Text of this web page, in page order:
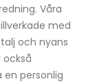
Våra
med
och nyans
också
personlig